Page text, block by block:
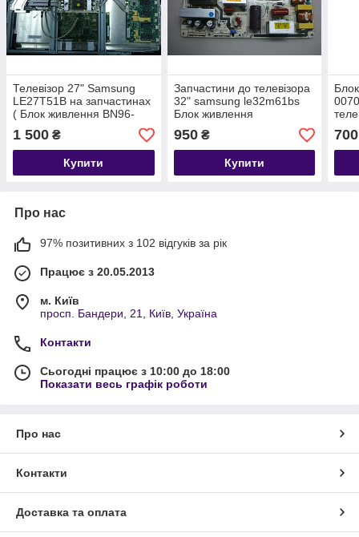
Телевізор 27" Samsung
LE27T51B на запчастинах
( Блок живлення BN96-
0258 3A, BN41-00636C, T-
CON V270B1-L01-C)
1 500 ₴
Купити
Запчастини до телевізора
32" samsung le32m61bs
Блок живлення
PSLF201501A (BN96-
02583A) MGM32-ST
ML27-00399K
950₴
Купити
700
Про нас
97% позитивних з 102 відгуків за рік
Працює з 20.05.2013
м. Київ
просп. Бандери, 21, Київ, Україна
Контакти
Сьогодні працює з 10:00 до 18:00
Показати весь графік роботи
Про нас
Контакти
Доставка та оплата